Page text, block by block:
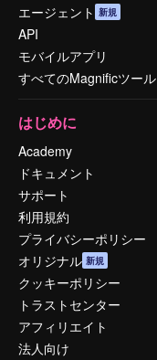
エージェント 新規
API
モバイルアプリ
すべてのMagnificツール
はじめに
Academy
ドキュメント
サポート
利用規約
プライバシーポリシー
オリジナル 新規
クッキーポリシー
トラストセンター
アフィリエイト
法人向け